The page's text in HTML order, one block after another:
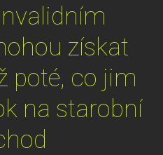
získat
poté, co jim
na starobní